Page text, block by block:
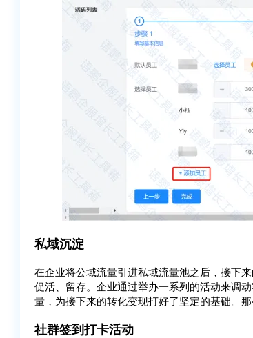
私域沉淀
在企业将公域流量引进私域流量池之后，接下
促活、留存。企业通过举办一系列的活动来调
量，为接下来的转化变现打好了坚定的基础。
社群签到打卡活动